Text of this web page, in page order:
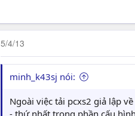
5/4/13
minh_k43sj nói:
Ngoài việc tải pcxs2 giả lập
- thứ nhất trong phần cấu